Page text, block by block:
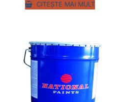
CITEȘTE MAI MULT